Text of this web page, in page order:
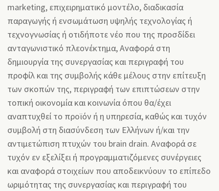
marketing, επιχειρηματικό μοντέλο, διαδικασία
παραγωγής ή ενσωμάτωση υψηλής τεχνολογίας ή
τεχνογνωσίας ή οτιδήποτε νέο που της προσδίδει
ανταγωνιστικό πλεονέκτημα, Αναφορά στη
δημιουργία της συνεργασίας και περιγραφή του
προφίλ και της συμβολής κάθε μέλους στην επίτευξη
των σκοπών της, περιγραφή των επιπτώσεων στην
τοπική οικονομία και κοινωνία όπου θα/έχει
αναπτυχθεί το προϊόν ή η υπηρεσία, καθώς και τυχόν
συμβολή στη διασύνδεση των Ελλήνων ή/και την
αντιμετώπιση πτυχών του brain drain. Αναφορά σε
τυχόν εν εξελίξει ή προγραμματιζόμενες συνέργειες
και αναφορά στοιχείων που αποδεικνύουν το επίπεδο
ωριμότητας της συνεργασίας και περιγραφή του